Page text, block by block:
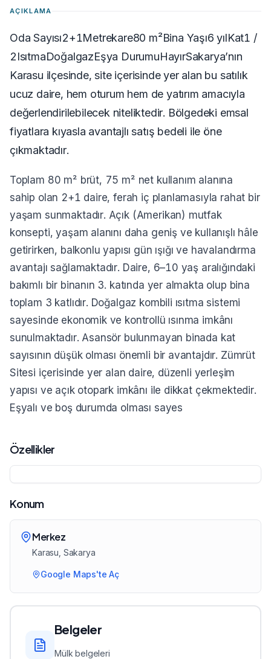
AÇIKLAMA
Oda Sayısı2+1Metrekare80 m²Bina Yaşı6 yılKat1 /
2IsıtmaDoğalgazEşya DurumuHayırSakarya’nın
Karasu ilçesinde, site içerisinde yer alan bu satılık
ucuz daire, hem oturum hem de yatırım amacıyla
değerlendirilebilecek niteliktedir. Bölgedeki emsal
fiyatlara kıyasla avantajlı satış bedeli ile öne
çıkmaktadır.
Toplam 80 m² brüt, 75 m² net kullanım alanına
sahip olan 2+1 daire, ferah iç planlamasıyla rahat bir
yaşam sunmaktadır. Açık (Amerikan) mutfak
konsepti, yaşam alanını daha geniş ve kullanışlı hâle
getirirken, balkonlu yapısı gün ışığı ve havalandırma
avantajı sağlamaktadır. Daire, 6–10 yaş aralığındaki
bakımlı bir binanın 3. katında yer almakta olup bina
toplam 3 katlıdır. Doğalgaz kombili ısıtma sistemi
sayesinde ekonomik ve kontrollü ısınma imkânı
sunulmaktadır. Asansör bulunmayan binada kat
sayısının düşük olması önemli bir avantajdır. Zümrüt
Sitesi içerisinde yer alan daire, düzenli yerleşim
yapısı ve açık otopark imkânı ile dikkat çekmektedir.
Eşyalı ve boş durumda olması sayes
Özellikler
Konum
Merkez
Karasu , Sakarya
Google Maps'te Aç
Belgeler
Mülk belgeleri